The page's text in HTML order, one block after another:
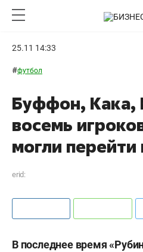
25.11 14:33
#футбол
Буффон, Кака,
восемь
могли перейти
erid:
В последнее время